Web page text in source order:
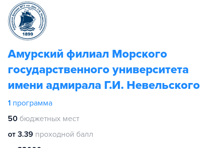
Амурский филиал Морского
государственного университета
имени адмирала Г.И. Невельского
1 программа
50 бюджетных мест
от 3.39 проходной балл